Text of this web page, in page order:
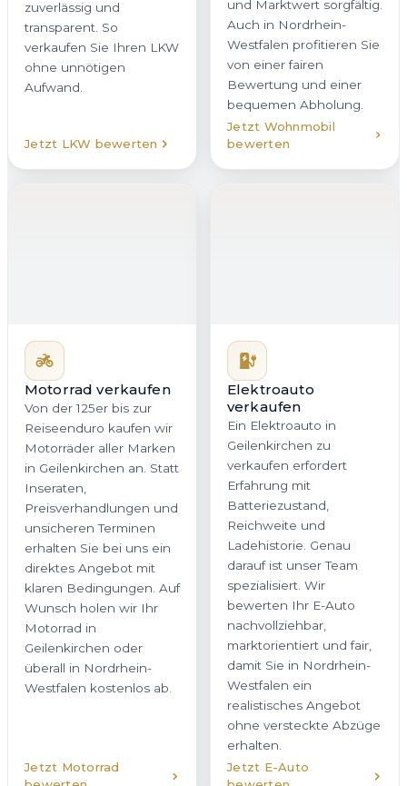
transparent. So
verkaufen Sie Ihren LKW
ohne unnötigen
Aufwand.
Auch in Nordrhein-
Westfalen profitieren Sie
von einer fairen
Bewertung und einer
bequemen Abholung.
Jetzt Wohnmobil
bewerten
Motorrad verkaufen
Von der 125er bis zur
Reiseenduro kaufen wir
Motorräder aller Marken
in Geilenkirchen an. Statt
Inseraten,
Preisverhandlungen und
unsicheren Terminen
erhalten Sie bei uns ein
direktes Angebot mit
klaren Bedingungen. Auf
Wunsch holen wir Ihr
Motorrad in
Geilenkirchen oder
überall in Nordrhein-
Westfalen kostenlos ab.
bewerten
Elektroauto
verkaufen
Ein Elektroauto in
Geilenkirchen zu
verkaufen erfordert
Erfahrung mit
Batteriezustand,
Reichweite und
Ladehistorie. Genau
darauf ist unser Team
spezialisiert. Wir
bewerten Ihr E-Auto
nachvollziehbar,
marktorientiert und fair,
damit Sie in Nordrhein-
Westfalen ein
realistisches Angebot
ohne versteckte Abzüge
erhalten.
Jetzt E-Auto
bewerten